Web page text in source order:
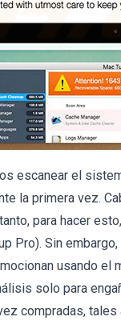
escanear el
la primera vez.
para hacer
Pro). Sin
usando el
solo para
compradas,